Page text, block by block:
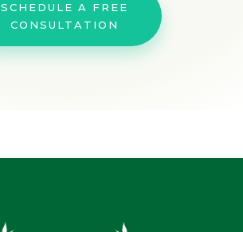
SCHEDULE A FREE
CONSULTATION